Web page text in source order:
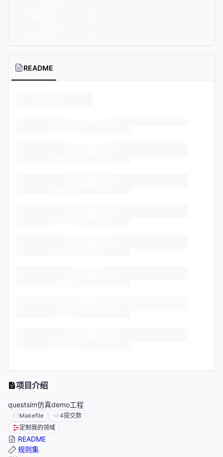
README
项目介绍
questsim仿真demo工程
Makefile 4提交数
定制我的领域
README
规则集